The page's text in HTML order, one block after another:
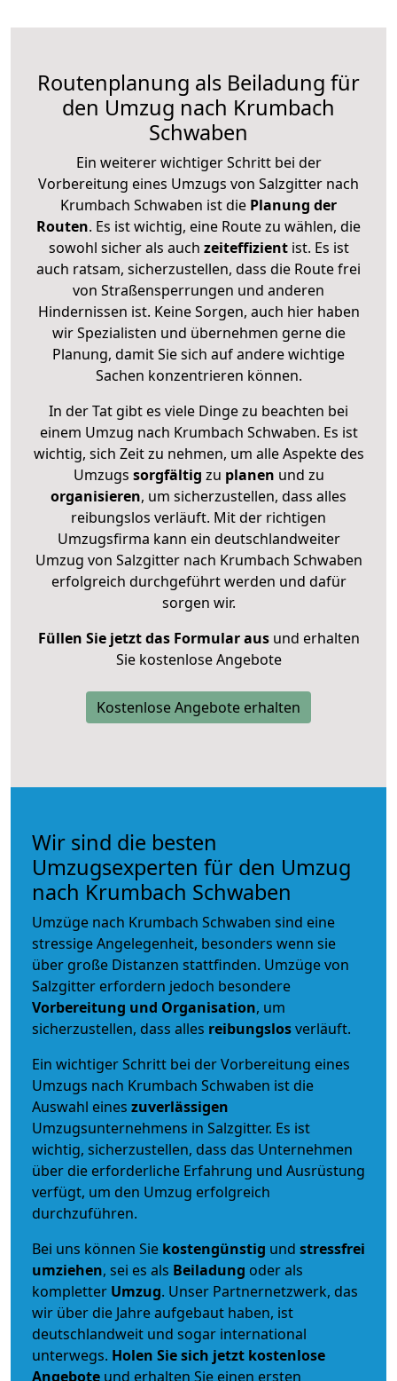
Routenplanung als Beiladung für
den Umzug nach Krumbach
Schwaben
Ein weiterer wichtiger Schritt bei der
Vorbereitung eines Umzugs von Salzgitter nach
Krumbach Schwaben ist die Planung der
Routen. Es ist wichtig, eine Route zu wählen, die
sowohl sicher als auch zeiteffizientist. Es ist
auch ratsam, sicherzustellen, dass die Route frei
von Straßensperrungen und anderen
Hindernissen ist. Keine Sorgen, auch hier haben
wir Spezialisten und übernehmen gerne die
Planung, damit Sie sich auf andere wichtige
Sachen konzentrieren können.
In der Tat gibt es viele Dinge zu beachten bei
einem Umzug nach Krumbach Schwaben. Es ist
wichtig, sich Zeit zu nehmen, um alle Aspekte des
Umzugs sorgfältig zu planen und zu
organisieren, um sicherzustellen, dass alles
reibungslos verläuft. Mit der richtigen
Umzugsfirma kann ein deutschlandweiter
Umzug von Salzgitter nach Krumbach Schwaben
erfolgreich durchgeführt werden und dafür
sorgen wir.
Füllen Sie jetzt das Formular ausund erhalten
Sie kostenlose Angebote
Kostenlose Angebote erhalten
Wir sind die besten
Umzugsexperten für den Umzug
nach Krumbach Schwaben
Umzüge nach Krumbach Schwaben sind eine
stressige Angelegenheit, besonders wenn sie
über große Distanzen stattfinden. Umzüge von
Salzgitter erfordern jedoch besondere
Vorbereitung und Organisation, um
sicherzustellen, dass alles reibungslosverläuft.
Ein wichtiger Schritt bei der Vorbereitung eines
Umzugs nach Krumbach Schwaben ist die
Auswahl eines zuverlässigen
Umzugsunternehmens in Salzgitter. Es ist
wichtig, sicherzustellen, dass das Unternehmen
über die erforderliche Erfahrung und Ausrüstung
verfügt, um den Umzug erfolgreich
durchzuführen.
Bei uns können Sie kostengünstig und stressfrei
umziehen, sei es als Beiladung oder als
kompletter Umzug. Unser Partnernetzwerk, das
wir über die Jahre aufgebaut haben, ist
deutschlandweit und sogar international
unterwegs. Holen Sie sich jetzt kostenlose
Angebote und erhalten Sie einen ersten